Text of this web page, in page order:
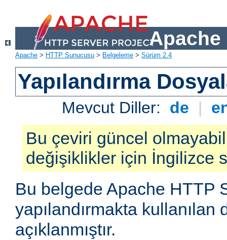
Apache
Apache > HTTP Sunucusu > Belgeleme > Sürüm 2.4
Yapılandırma
Mevcut Diller: de |
Bu çeviri güncel
değişiklikler için İngilizce
Bu belgede Apache HTTP
yapılandırmakta kullanılan
açıklanmıştır.